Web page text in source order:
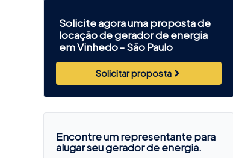
Solicite agora uma proposta de
locação de gerador de energia
em Vinhedo -São Paulo
Solicitar proposta
Encontre um representante para
alugar seu gerador de energia.